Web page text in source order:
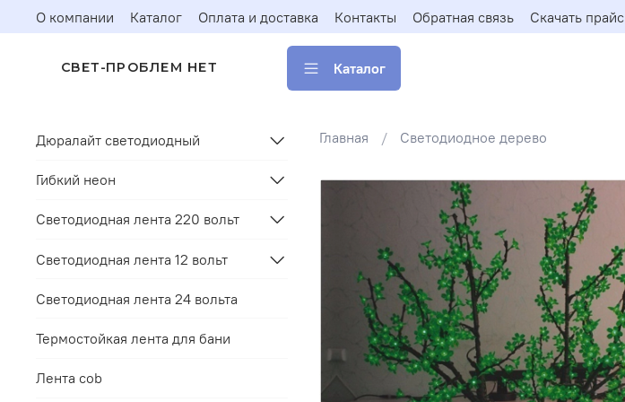
О компании Каталог Оплата и доставка Контакты Обратная связь Скачать прайс
СВЕТ-ПРОБЛЕМ НЕТ Каталог
Главная Светодиодное дерево
Дюралайт светодиодный
Гибкий неон
Светодиодная лента 220 вольт
Светодиодная лента 12 вольт
Светодиодная лента 24 вольта
Термостойкая лента для бани
Лента cob